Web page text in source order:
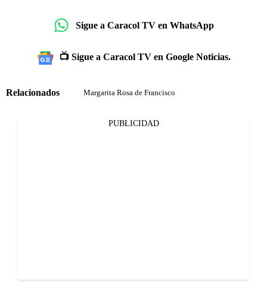
Sigue a Caracol TV en WhatsApp
📺 Sigue a Caracol TV en Google Noticias.
Relacionados Margarita Rosa de Francisco
PUBLICIDAD